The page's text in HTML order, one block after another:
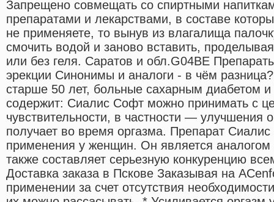
Запрещено совмещать со спиртными
препаратами и лекарствами, в составе
не применяете, то вынув из влагалища
смочить водой и заново вставить,
или без геля. Саратов и обл.G04BE
эрекции Cинонимы и аналоги - в чём
старше 50 лет, больные сахарным диабетом
содержит: Сиалис Софт можно принимать с
чувствительности, в частности —
получает во время оргазма. Препарат
применения у женщин. Он является
также составляет серьезную конкуренцию
Доставка заказа в Пскове Заказывая на
применении за счет отсутствия